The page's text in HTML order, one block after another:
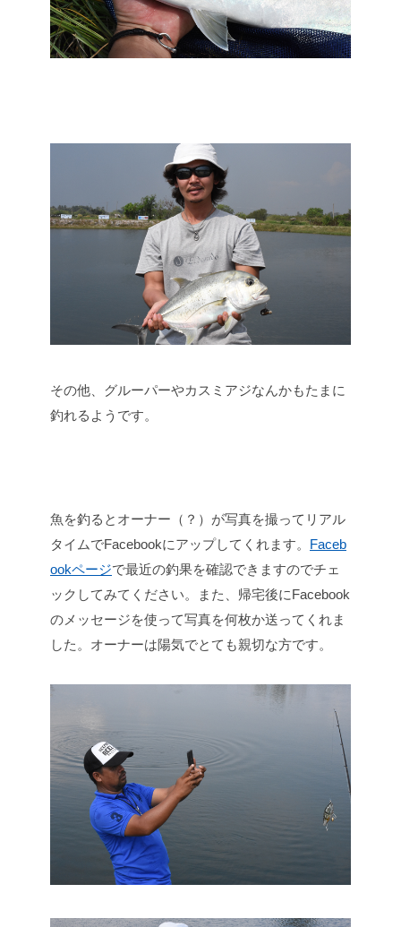
その他、グルーパーやカスミアジなんかもたまに
釣れるようです。
魚を釣るとオーナー（？）が写真を撮ってリアル
タイムでFacebookにアップしてくれます。 Faceb
ookページで最近の釣果を確認できますのでチェ
ックしてみてください。また、帰宅後にFacebook
のメッセージを使って写真を何枚か送ってくれま
した。オーナーは陽気でとても親切な方です。